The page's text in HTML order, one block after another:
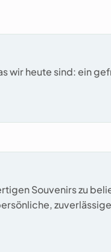
wir heute sind: ein
Souvenirs zu
zuverlässige